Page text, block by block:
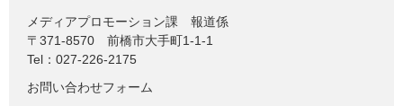
メディアプロモーション課
報道係
〒371-8570
前橋市大手町1-1-1
Tel：027-226-2175
お問い合わせフォーム